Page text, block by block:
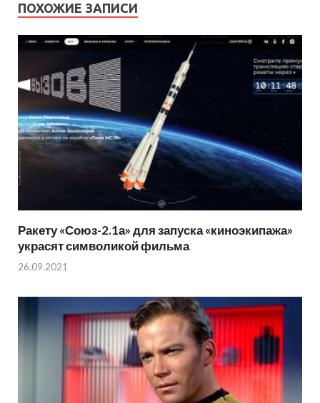
ПОХОЖИЕ ЗАПИСИ
Ракету «Союз-2.1а» для запуска «киноэкипажа»
украсят символикой фильма
26.09.2021